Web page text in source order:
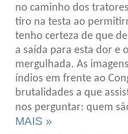
no caminho dos
tiro na testa ao
tenho certeza de que
a saída para esta dor e
mergulhada. As
índios em frente ao
brutalidades a que
nos perguntar: quem
MAIS »